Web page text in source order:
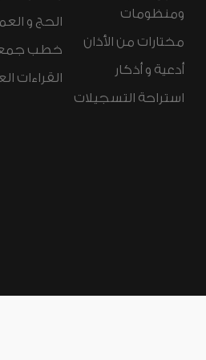
ومنظومات
مختارات من الأذان
أدعية و أذكار
استراحة التسجيلات
الحج و
خطب
القراءات